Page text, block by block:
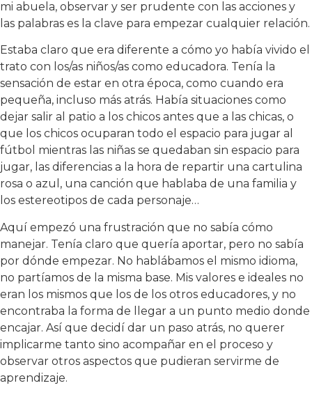
mi abuela, observar y ser prudente con las acciones y
las palabras es la clave para empezar cualquier relación.
Estaba claro que era diferente a cómo yo había vivido el
trato con los/as niños/as como educadora. Tenía la
sensación de estar en otra época, como cuando era
pequeña, incluso más atrás. Había situaciones como
dejar salir al patio a los chicos antes que a las chicas, o
que los chicos ocuparan todo el espacio para jugar al
fútbol mientras las niñas se quedaban sin espacio para
jugar, las diferencias a la hora de repartir una cartulina
rosa o azul, una canción que hablaba de una familia y
los estereotipos de cada personaje…
Aquí empezó una frustración que no sabía cómo
manejar. Tenía claro que quería aportar, pero no sabía
por dónde empezar. No hablábamos el mismo idioma,
no partíamos de la misma base. Mis valores e ideales no
eran los mismos que los de los otros educadores, y no
encontraba la forma de llegar a un punto medio donde
encajar. Así que decidí dar un paso atrás, no querer
implicarme tanto sino acompañar en el proceso y
observar otros aspectos que pudieran servirme de
aprendizaje.